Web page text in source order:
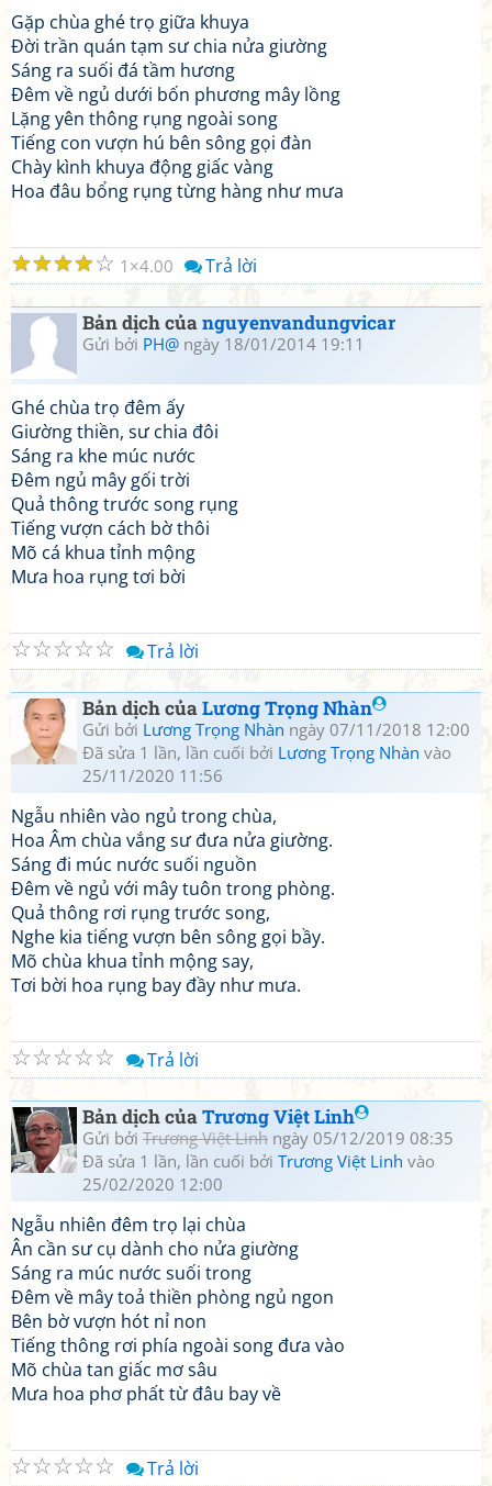
Gặp chùa ghé trọ giữa khuya
Đời trần quán tạm sư chia nửa giường
Sáng ra suối đá tầm hương
Đêm về ngủ dưới bốn phương mây lồng
Lặng yên thông rụng ngoài song
Tiếng con vượn hú bên sông gọi đàn
Chày kình khuya động giấc vàng
Hoa đâu bổng rụng từng hàng như mưa
☆
☆
☆
☆
☆ 1 4.00 Trả lời
Bản dịch củanguyenvandungvicar
Gửi bởi PH@ ngày 18/01/2014 19:11
Ghé chùa trọ đêm ấy
Giường thiền, sư chia đôi
Sáng ra khe múc nước
Đêm ngủ mây gối trời
Quả thông trước song rụng
Tiếng vượn cách bờ thôi
Mõ cá khua tỉnh mộng
Mưa hoa rụng tơi bời
☆
☆
☆
☆
☆ Trả lời
Bản dịch củaLương Trọng Nhàn
Gửi bởi Lương Trọng Nhàn ngày 07/11/2018 12:00
Đã sửa 1 lần, lần cuối bởi Lương Trọng Nhàn vào
25/11/2020 11:56
Ngẫu nhiên vào ngủ trong chùa,
Hoa Âm chùa vắng sư đưa nửa giường.
Sáng đi múc nước suối nguồn
Đêm về ngủ với mây tuôn trong phòng.
Quả thông rơi rụng trước song,
Nghe kia tiếng vượn bên sông gọi bầy.
Mõ chùa khua tỉnh mộng say,
Tơi bời hoa rụng bay đầy như mưa.
☆
☆
☆
☆
☆ Trả lời
Bản dịch củaTrương Việt Linh
Gửi bởi Trương Việt Linh ngày 05/12/2019 08:35
Đã sửa 1 lần, lần cuối bởi Trương Việt Linh vào
25/02/2020 12:00
Ngẫu nhiên đêm trọ lại chùa
Ân cần sư cụ dành cho nửa giường
Sáng ra múc nước suối trong
Đêm về mây toả thiền phòng ngủ ngon
Bên bờ vượn hót nỉ non
Tiếng thông rơi phía ngoài song đưa vào
Mõ chùa tan giấc mơ sâu
Mưa hoa phơ phất từ đâu bay về
☆
☆
☆
☆
☆ Trả lời